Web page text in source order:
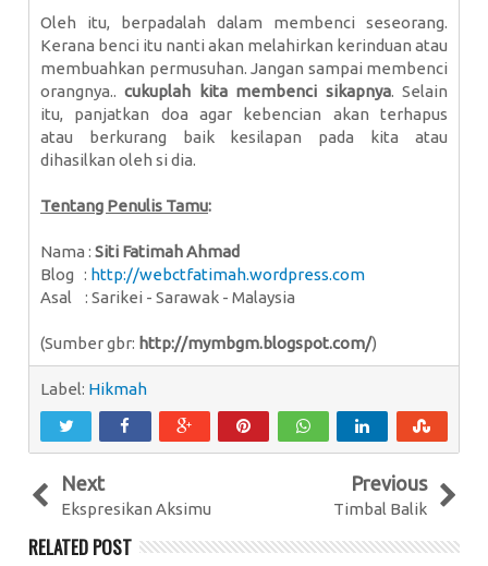
Oleh itu, berpadalah dalam membenci seseorang.
Kerana benci itu nanti akan melahirkan kerinduan atau
membuahkan permusuhan. Jangan sampai membenci
orangnya..cukuplah kita membenci sikapnya. Selain
itu, panjatkan doa agar kebencian akan terhapus
atau berkurang baik kesilapan pada kita atau
dihasilkan oleh si dia.
Tentang Penulis Tamu:
Nama : Siti Fatimah Ahmad
Blog : http://webctfatimah.wordpress.com
Asal : Sarikei - Sarawak - Malaysia
(Sumber gbr: http://mymbgm.blogspot.com/)
Label: Hikmah
Next
Ekspresikan Aksimu
Previous
Timbal Balik
RELATED POST